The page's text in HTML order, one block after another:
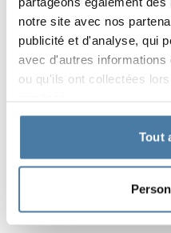
notre site avec nos
publicité et d'analyse, qui
avec d'autres
ou qu'ils ont collectées
Tout
Matériaux et